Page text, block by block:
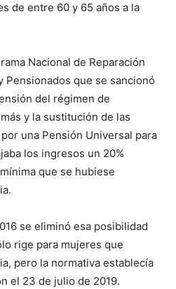
de entre 60 y 65 años a la
Nacional de Reparación
Pensionados que se sancionó
del régimen de
y la sustitución de las
una Pensión Universal para
los ingresos un 20%
que se hubiese
se eliminó esa posibilidad
rige para mujeres que
pero la normativa establecía
el 23 de julio de 2019.